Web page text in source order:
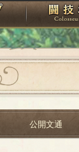
ショップ
公開文通